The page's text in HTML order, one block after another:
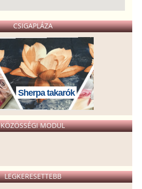
CSIGAPLÁZA
Sherpa takarók
KÖZÖSSÉGI MODUL
LEGKERESETTEBB